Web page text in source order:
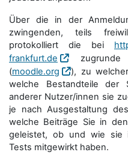
Über die in der
zwingenden, teils
protokolliert die bei
frankfurt.de
zugrunde
(moodle.org
), zu
welche Bestandteile der
anderer Nutzer/innen sie
je nach Ausgestaltung
welche Beiträge Sie in
geleistet, ob und wie sie
Tests mitgewirkt haben.